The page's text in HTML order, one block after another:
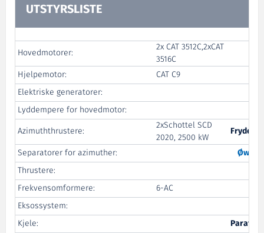
UTSTYRSLISTE
Hovedmotorer:
2x CAT 3512C,2xCAT
3516C
Hjelpemotor:
CAT C9
Elektriske generatorer:
Lyddempere for hovedmotor:
Azimuththrustere:
2xSchottel SCD
2020, 2500 kW
Separatorer for azimuther:
Øwre
Thrustere:
Frekvensomformere:
6-AC
Eksossystem:
Kjele:
Parat